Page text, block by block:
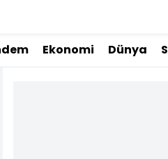
Ekonomi Dünya